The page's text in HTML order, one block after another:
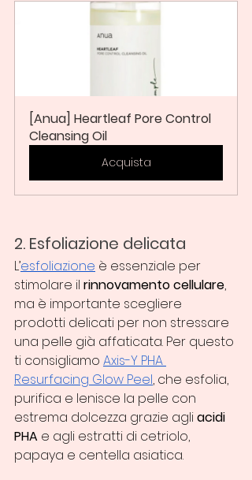
[Anua] Heartleaf Pore Control
Cleansing Oil
Acquista
2. Esfoliazione delicata
L’esfoliazione è essenziale per
stimolare il rinnovamento cellulare,
ma è importante scegliere
prodotti delicati per non stressare
una pelle già affaticata. Per questo
ti consigliamo Axis-Y PHA
Resurfacing Glow Peel, che esfolia,
purifica e lenisce la pelle con
estrema dolcezza grazie agli acidi
PHA e agli estratti di cetriolo,
papaya e centella asiatica.